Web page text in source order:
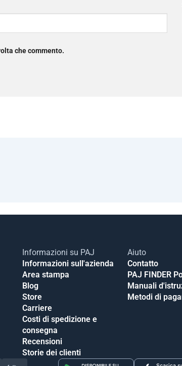
che commento.
Informazioni su PAJ
Informazioni sull'azienda
Area stampa
Blog
Store
Carriere
Costi di spedizione e
consegna
Recensioni
Storie dei clienti
Aiuto
Contatto
PAJ FINDER
Manuali
Metodi di